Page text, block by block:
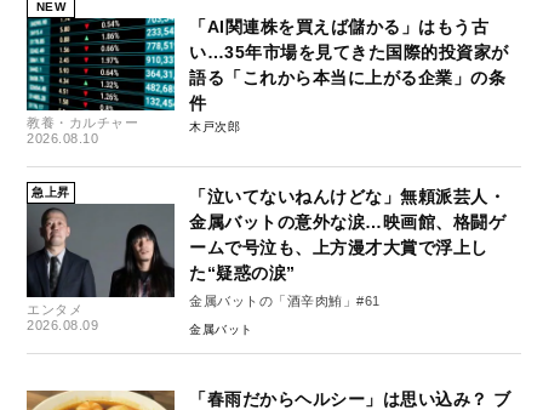
NEW
教養・カルチャー
2026.08.10
「AI関連株を買えば儲かる」はもう古
い…35年市場を見てきた国際的投資家が
語る「これから本当に上がる企業」の条
件
木戸次郎
急上昇
エンタメ
2026.08.09
「泣いてないねんけどな」無頼派芸人・
金属バットの意外な涙…映画館、格闘ゲ
ームで号泣も、上方漫才大賞で浮上し
た“疑惑の涙”
金属バットの「酒辛肉鮪」#61
金属バット
「春雨だからヘルシー」は思い込み？ ブ